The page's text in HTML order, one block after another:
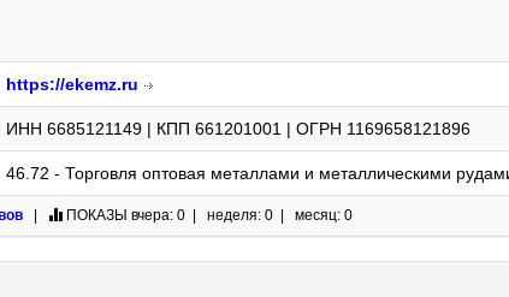
https://ekemz.ru
ИНН 6685121149 | КПП 661201001 | ОГРН 1169658121896
46.72 - Торговля оптовая металлами и металлическими
ПОКАЗЫ вчера: 0 | неделя: 0 | месяц: 0